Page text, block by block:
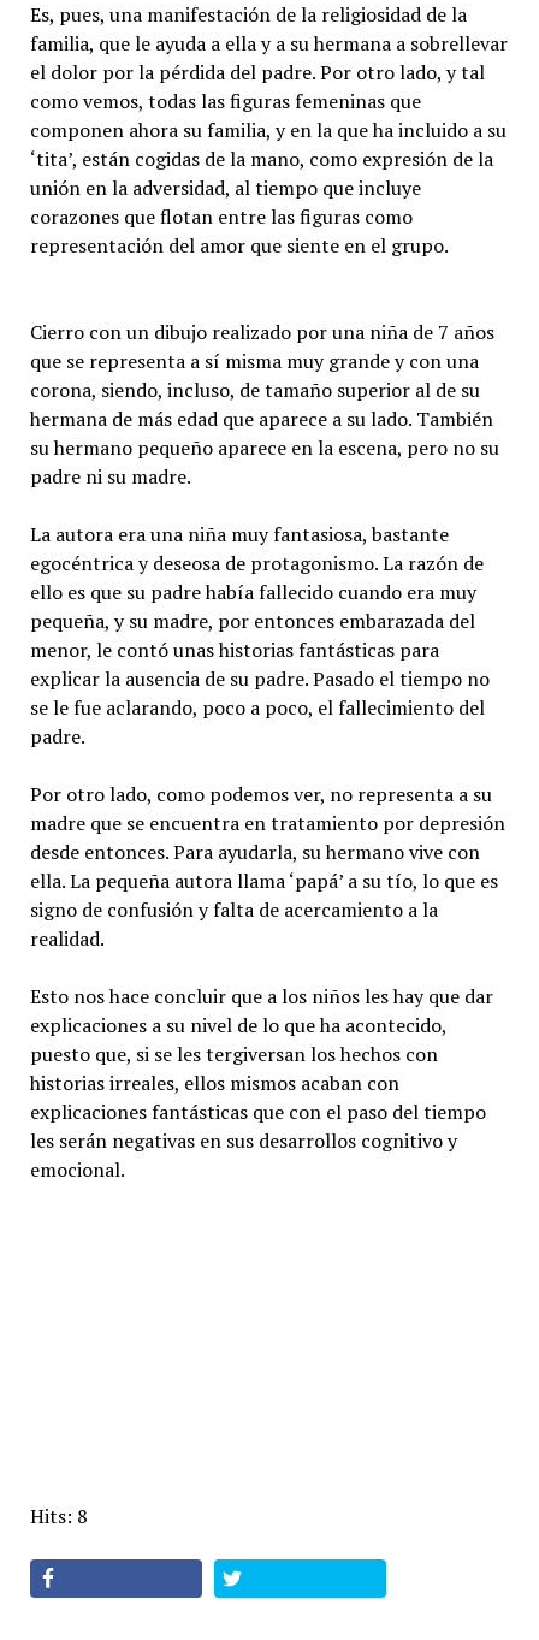
Es, pues, una manifestación de la religiosidad de la
familia, que le ayuda a ella y a su hermana a sobrellevar
el dolor por la pérdida del padre. Por otro lado, y tal
como vemos, todas las figuras femeninas que
componen ahora su familia, y en la que ha incluido a su
‘tita’, están cogidas de la mano, como expresión de la
unión en la adversidad, al tiempo que incluye
corazones que flotan entre las figuras como
representación del amor que siente en el grupo.
Cierro con un dibujo realizado por una niña de 7 años
que se representa a sí misma muy grande y con una
corona, siendo, incluso, de tamaño superior al de su
hermana de más edad que aparece a su lado. También
su hermano pequeño aparece en la escena, pero no su
padre ni su madre.
La autora era una niña muy fantasiosa, bastante
egocéntrica y deseosa de protagonismo. La razón de
ello es que su padre había fallecido cuando era muy
pequeña, y su madre, por entonces embarazada del
menor, le contó unas historias fantásticas para
explicar la ausencia de su padre. Pasado el tiempo no
se le fue aclarando, poco a poco, el fallecimiento del
padre.
Por otro lado, como podemos ver, no representa a su
madre que se encuentra en tratamiento por depresión
desde entonces. Para ayudarla, su hermano vive con
ella. La pequeña autora llama ‘papá’ a su tío, lo que es
signo de confusión y falta de acercamiento a la
realidad.
Esto nos hace concluir que a los niños les hay que dar
explicaciones a su nivel de lo que ha acontecido,
puesto que, si se les tergiversan los hechos con
historias irreales, ellos mismos acaban con
explicaciones fantásticas que con el paso del tiempo
les serán negativas en sus desarrollos cognitivo y
emocional.
Hits: 8